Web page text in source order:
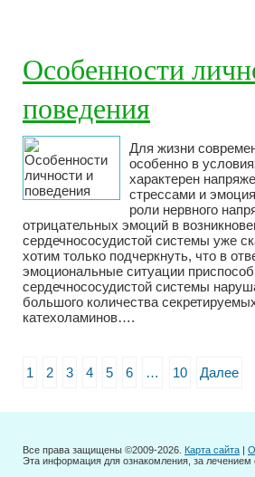
Особенности
поведения
Для жизни
особенно в
характерен
стрессами и
роли нервного
отрицательных эмоций в
сердечнососудистой системы уже
хотим только подчеркнуть, что в
эмоциональные ситуации
сердечнососудистой системы
большого количества
катехоламинов….
1 2 3 4 5 6 … 10 Далее
Все права защищены ©2009-2026. Карта сайта |
Эта информация для ознакомления, за лечением